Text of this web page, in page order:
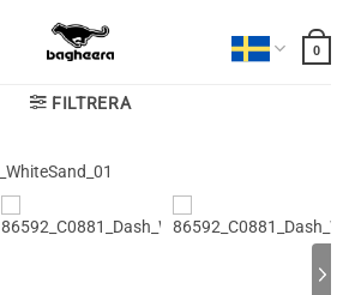
0
FILTRERA